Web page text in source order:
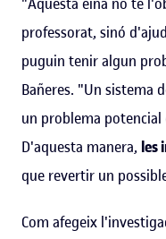
professorat, sinó
puguin tenir algun
Bañeres. "Un sistema
un problema
D'aquesta manera, les
que revertir un
Com afegeix